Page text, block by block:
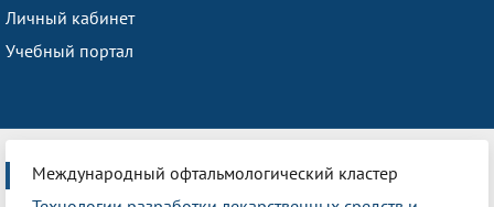
Личный кабинет
Учебный портал
Международный офтальмологический кластер